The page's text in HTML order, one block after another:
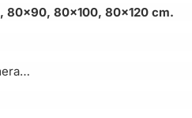
80×100, 80×120 cm.